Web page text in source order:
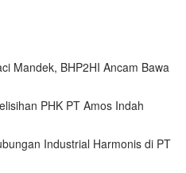
Mandek, BHP2HI Ancam Bawa
PHK PT Amos Indah
Industrial Harmonis di PT